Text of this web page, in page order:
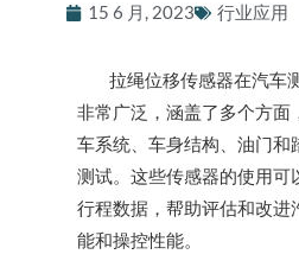
15 6 月, 2023 行业应用
拉绳位移传感器在汽车
非常广泛，涵盖了多个方面
车系统、车身结构、油门和
测试。这些传感器的使用可
行程数据，帮助评估和改进
能和操控性能。